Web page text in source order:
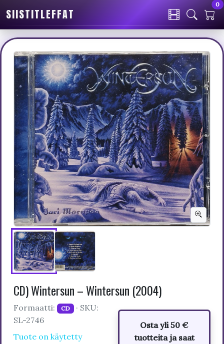
SIISTITLEFFAT
0
CD) Wintersun – Wintersun (2004)
Formaatti: CD · SKU:
SL-2746
Tuote on käytetty
Osta yli 50 €
tuotteita ja saat